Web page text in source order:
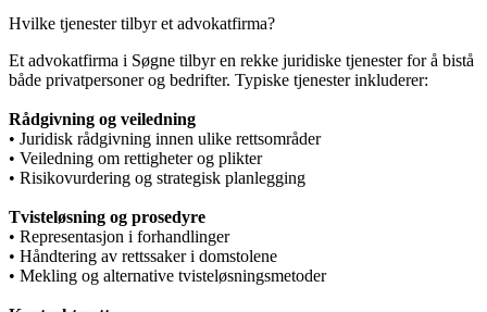
Hvilke tjenester tilbyr et advokatfirma?
Et advokatfirma i Søgne tilbyr en rekke juridiske tjenester for å bistå
både privatpersoner og bedrifter. Typiske tjenester inkluderer:
Rådgivning og veiledning
• Juridisk rådgivning innen ulike rettsområder
• Veiledning om rettigheter og plikter
• Risikovurdering og strategisk planlegging
Tvisteløsning og prosedyre
• Representasjon i forhandlinger
• Håndtering av rettssaker i domstolene
• Mekling og alternative tvisteløsningsmetoder